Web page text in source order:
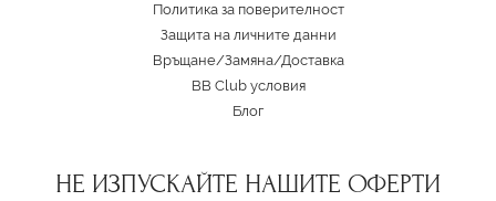
Политика за поверителност
Защита на личните данни
Връщане/Замяна/Доставка
BB Club условия
Блог
НЕ ИЗПУСКАЙТЕ НАШИТЕ ОФЕРТИ